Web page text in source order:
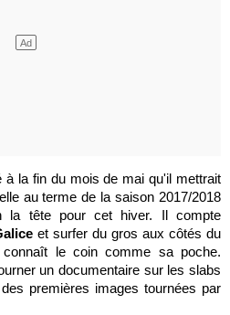
à la fin du mois de mai qu'il mettrait
au terme de la saison 2017/2018
la tête pour cet hiver. Il compte
et surfer du gros aux côtés du
le coin comme sa poche.
un documentaire sur les slabs
premières images tournées par